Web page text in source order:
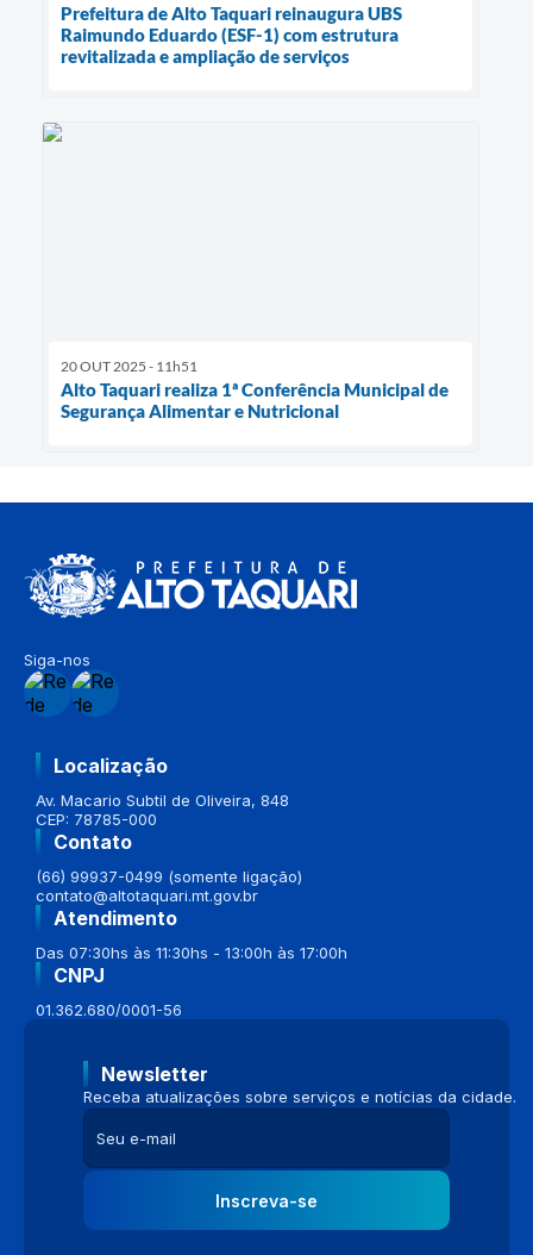
Prefeitura de Alto Taquari reinaugura UBS
Raimundo Eduardo (ESF-1) com estrutura
revitalizada e ampliação de serviços
20 OUT 2025 - 11h51
Alto Taquari realiza 1ª Conferência Municipal de
Segurança Alimentar e Nutricional
Siga-nos
Localização
Av. Macario Subtil de Oliveira, 848
CEP: 78785-000
Contato
(66) 99937-0499 (somente ligação)
contato@altotaquari.mt.gov.br
Atendimento
Das 07:30hs às 11:30hs - 13:00h às 17:00h
CNPJ
01.362.680/0001-56
Newsletter
Receba atualizações sobre serviços e notícias da cidade.
Inscreva-se